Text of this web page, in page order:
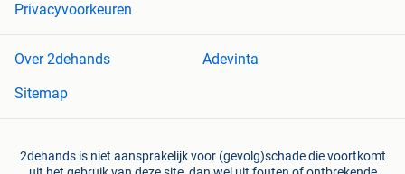
Privacyvoorkeuren
Over 2dehands
Adevinta
Sitemap
2dehands is niet aansprakelijk voor (gevolg)schade die voortkomt